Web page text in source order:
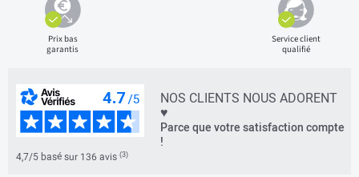
Prix bas
garantis
Service client
qualifié
NOS CLIENTS NOUS ADORENT
♥
Parce que votre satisfaction compte
!
4,7/5 basé sur 136 avis (3)